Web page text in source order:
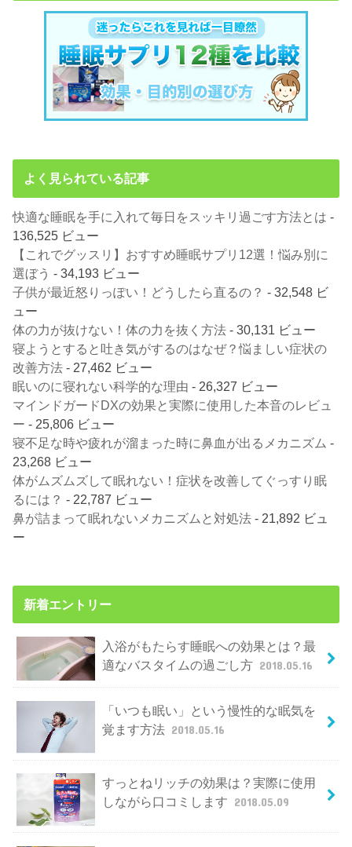
よく見られている記事
快適な睡眠を手に入れて毎日をスッキリ過ごす方法とは -
136,525 ビュー
【これでグッスリ】おすすめ睡眠サプリ12選！悩み別に
選ぼう - 34,193 ビュー
子供が最近怒りっぽい！どうしたら直るの？ - 32,548 ビ
ュー
体の力が抜けない！体の力を抜く方法 - 30,131 ビュー
寝ようとすると吐き気がするのはなぜ？悩ましい症状の
改善方法 - 27,462 ビュー
眠いのに寝れない科学的な理由 - 26,327 ビュー
マインドガードDXの効果と実際に使用した本音のレビュ
ー - 25,806 ビュー
寝不足な時や疲れが溜まった時に鼻血が出るメカニズム -
23,268 ビュー
体がムズムズして眠れない！症状を改善してぐっすり眠
るには？ - 22,787 ビュー
鼻が詰まって眠れないメカニズムと対処法 - 21,892 ビュ
ー
新着エントリー
入浴がもたらす睡眠への効果とは？最
適なバスタイムの過ごし方 2018.05.16
「いつも眠い」という慢性的な眠気を
覚ます方法 2018.05.16
すっとねリッチの効果は？実際に使用
しながら口コミします 2018.05.09